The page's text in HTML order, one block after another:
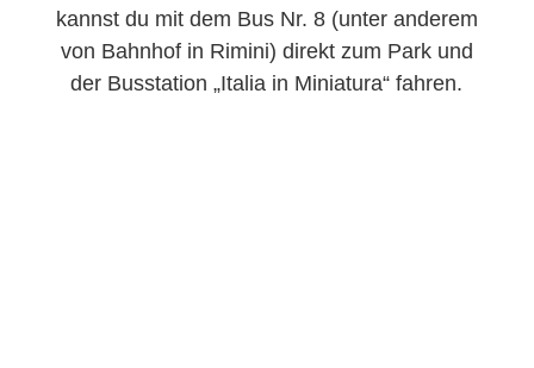
kannst du mit dem Bus Nr. 8 (unter anderem
von Bahnhof in Rimini) direkt zum Park und
der Busstation „Italia in Miniatura“ fahren.